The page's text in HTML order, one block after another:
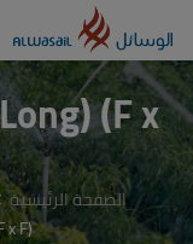
(F x
الصفحة الرئيسية
x F)